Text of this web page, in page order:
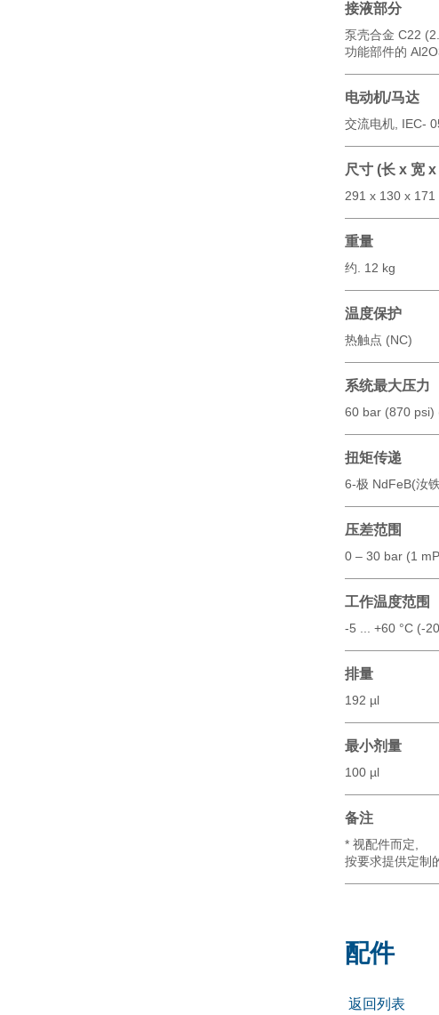
接液部分
泵壳合金 C22
功能部件的 Al2O
电动机/马达
交流电机, IEC-
尺寸 (长 x 宽 x
291 x 130 x 171
重量
约. 12 kg
温度保护
热触点 (NC)
系统最大压力
60 bar (870 psi)
扭矩传递
6-极 NdFeB(汝
压差范围
0 – 30 bar (1
工作温度范围
-5 ... +60 °C (-
排量
192 µl
最小剂量
100 µl
备注
* 视配件而定,
按要求提供定制
配件
返回列表